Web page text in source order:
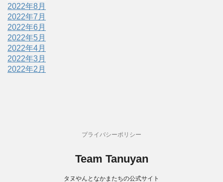
2022年8月
2022年7月
2022年6月
2022年5月
2022年4月
2022年3月
2022年2月
プライバシーポリシー
Team Tanuyan
タヌやんとなかまたちの公式サイト